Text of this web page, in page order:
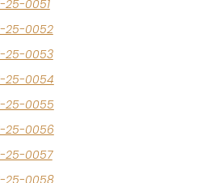
25-0051
25-0052
25-0053
25-0054
25-0055
25-0056
25-0057
25-0058